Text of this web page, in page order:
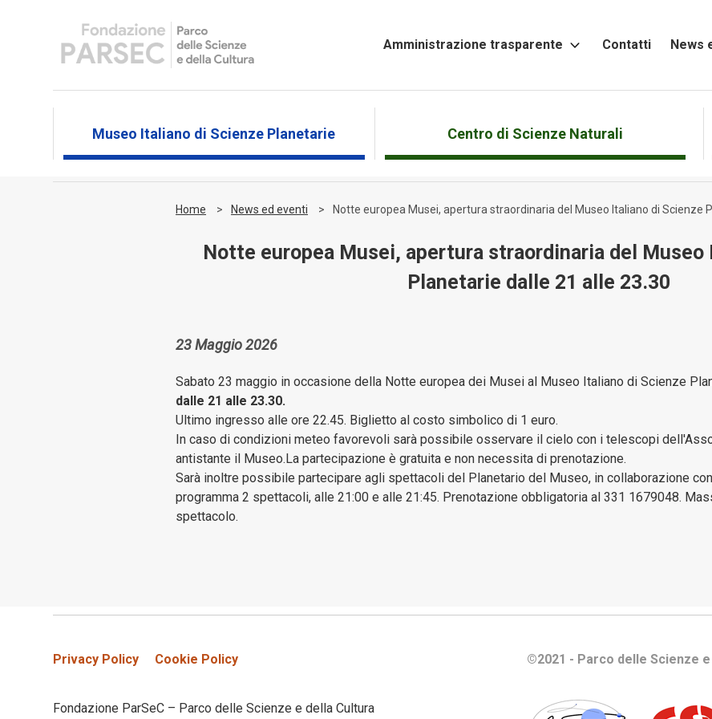
Amministrazione trasparente
contenuti
e
Bandi
gara
e
contratti
gestione
Bilanci
Consulenti
e
sull'Amministrazione
Contatti News
Museo Italiano di Scienze Planetarie Centro di Scienze Naturali
Home News ed eventi Notte europea Musei, apertura straordinaria del Museo Italiano di Scienze
Notte europea Musei, apertura straordinaria del Museo
Planetarie dalle 21 alle 23.30
23 Maggio 2026
Sabato 23 maggio in occasione della Notte europea dei Musei al Museo Italiano di Scienze
dalle 21 alle 23.30.
Ultimo ingresso alle ore 22.45. Biglietto al costo simbolico di 1 euro.
In caso di condizioni meteo favorevoli sarà possibile osservare il cielo con i telescopi
antistante il Museo.La partecipazione è gratuita e non necessita di prenotazione.
Sarà inoltre possibile partecipare agli spettacoli del Planetario del Museo, in collaborazione
programma 2 spettacoli, alle 21:00 e alle 21:45. Prenotazione obbligatoria al 331 1679048.
spettacolo.
Privacy Policy Cookie Policy
Fondazione ParSeC – Parco delle Scienze e della Cultura
©2021 - Parco delle Scienze